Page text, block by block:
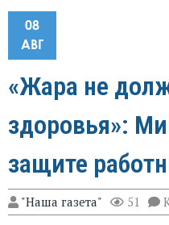
08
АВГ
«Жара не
здоровья»:
защите
"Наша газета" 51